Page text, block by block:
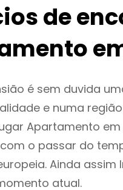
de
é sem duvida
e numa
Apartamento
o passar do
Ainda
atual.